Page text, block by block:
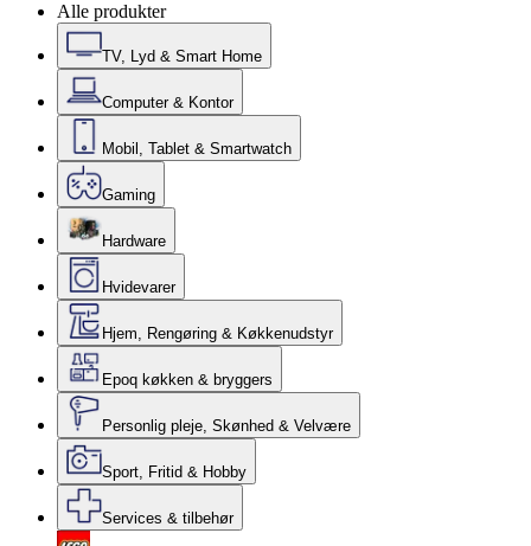
Alle produkter
TV, Lyd & Smart Home
Computer & Kontor
Mobil, Tablet & Smartwatch
Gaming
Hardware
Hvidevarer
Hjem, Rengøring & Køkkenudstyr
Epoq køkken & bryggers
Personlig pleje, Skønhed & Velvære
Sport, Fritid & Hobby
Services & tilbehør